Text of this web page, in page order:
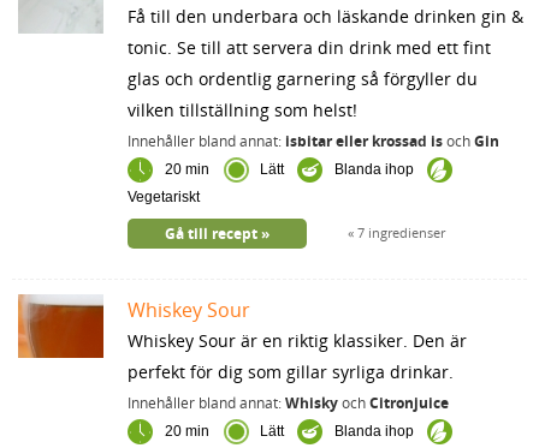
Få till den underbara och läskande drinken gin &
tonic. Se till att servera din drink med ett fint
glas och ordentlig garnering så förgyller du
vilken tillställning som helst!
Innehåller bland annat: isbitar eller krossad isochGin
20 min Lätt
Blanda ihop
Vegetariskt
7 ingredienser
Gå till recept
Whiskey Sour
Whiskey Sour är en riktig klassiker. Den är
perfekt för dig som gillar syrliga drinkar.
Innehåller bland annat:WhiskyochCitronjuice
20 min Lätt
Blanda ihop